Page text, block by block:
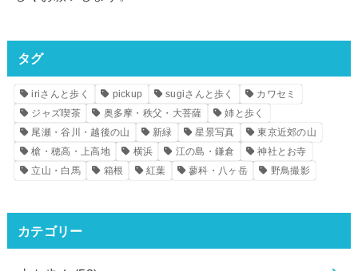
タグ
iriさんと歩く pickup sugiさんと歩く
カワセミ
ジャズ喫茶
奥多摩・秩父・大菩薩
姉と歩く
尾瀬・谷川・越後の山
新緑 星景写真
東京近郊の山
槍・穂高・上高地
横浜 江の島・鎌倉
神社とお寺
立山・白馬
箱根 紅葉 蓼科・八ヶ岳 野鳥撮影
カテゴリー